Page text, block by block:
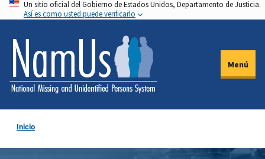
Pasar
al
contenido
principal
Un sitio oficial del Gobierno de Estados Unidos, Departamento de Justicia.
Así es como usted puede verificarlo
Menú
Inicio